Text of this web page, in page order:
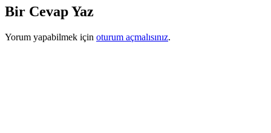
Bir Cevap Yaz
Yorum yapabilmek için oturum açmalısınız.